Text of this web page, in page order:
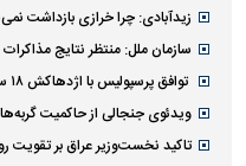
زیدآبادی: چرا خرازی بازداشت
سازمان ملل: منتظر نتایج
توافق پرسپولیس با اژدهاکش ۱۸ ساله!
ویدئوی جنجالی از حاکمیت
تاکید نخست‌وزیر عراق بر تقویت